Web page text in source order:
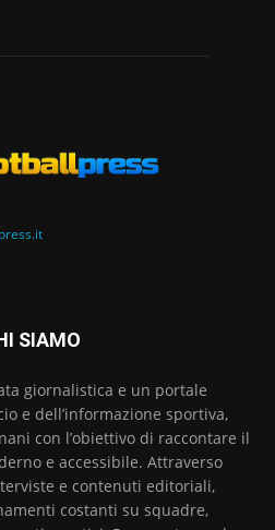
SIAMO
giornalistica e un portale
e dell’informazione sportiva,
con l’obiettivo di raccontare il
e accessibile. Attraverso
e contenuti editoriali,
costanti su squadre,